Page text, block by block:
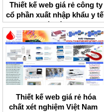
Thiết kế web giá rẻ công ty
cổ phần xuất nhập khẩu y tế
Hà Nội
Thiết kế web giá rẻ hóa
chất xét nghiệm Việt Nam